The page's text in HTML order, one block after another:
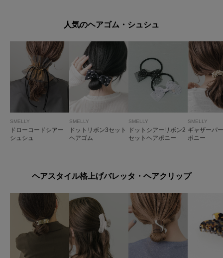
人気のヘアゴム・シュシュ
SMELLY
ドローコードシアー
シュシュ
SMELLY
ドットリボン3セット
ヘアゴム
SMELLY
ドットシアーリボン2
セットヘアポニー
SMELLY
ギャザーパ
ポニー
ヘアスタイル格上げバレッタ・ヘアクリップ